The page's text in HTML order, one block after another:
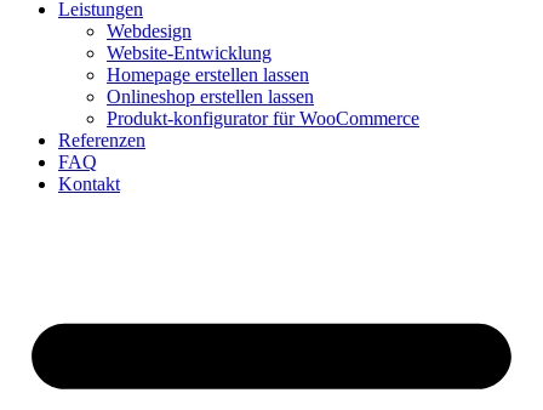
Leistungen
Webdesign
Website-Entwicklung
Homepage erstellen lassen
Onlineshop erstellen lassen
Produkt-konfigurator für WooCommerce
Referenzen
FAQ
Kontakt